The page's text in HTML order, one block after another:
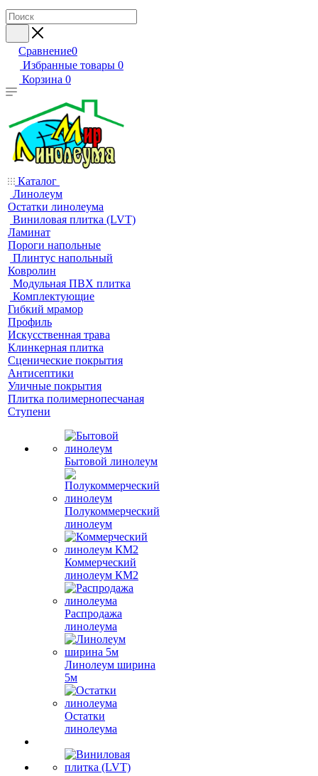
Сравнение0
Избранные товары 0
Корзина 0
Каталог
Линолеум
Остатки линолеума
Виниловая плитка (LVT)
Ламинат
Пороги напольные
Плинтус напольный
Ковролин
Модульная ПВХ плитка
Комплектующие
Гибкий мрамор
Профиль
Искусственная трава
Клинкерная плитка
Сценические покрытия
Антисептики
Уличные покрытия
Плитка полимернопесчаная
Ступени
Бытовой линолеум
Полукоммерческий
линолеум
Коммерческий
линолеум КМ2
Распродажа
линолеума
Линолеум ширина
5м
Остатки
линолеума